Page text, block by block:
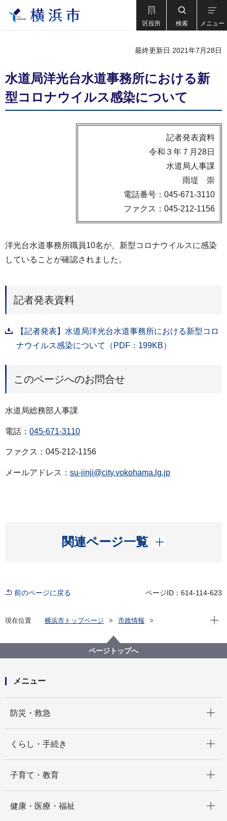
区役所 検索 メニュー
最終更新日 2021年7月28日
水道局洋光台水道事務所における新
型コロナウイルス感染について
記者発表資料
令和３年７月28日
水道局人事課
雨堤 崇
電話番号：045-671-3110
ファクス：045-212-1156
洋光台水道事務所職員10名が、新型コロナウイルスに感染
していることが確認されました。
記者発表資料
【記者発表】水道局洋光台水道事務所における新型コロ
ナウイルス感染について（PDF：199KB）
このページへのお問合せ
水道局総務部人事課
電話： 045-671-3110
ファクス：045-212-1156
メールアドレス： su-jinji@city.yokohama.lg.jp
関連ページ一覧
開く
前のページに戻る ページID：614-114-623
現在位置 横浜市トップページ
市政情報
水道局洋光台水道事務所における新型コロナウイルス
感染について
現在
ページトップへ
メニュー
防災・救急
くらし・手続き
子育て・教育
健康・医療・福祉